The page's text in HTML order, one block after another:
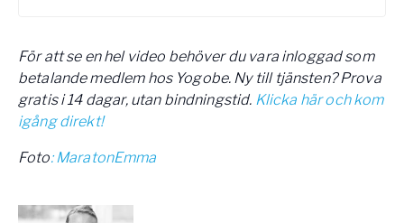
För att se en hel video behöver du vara inloggad som
betalande medlem hos Yogobe. Ny till tjänsten? Prova
gratis i 14 dagar, utan bindningstid. Klicka här och kom
igång direkt!
Foto: MaratonEmma